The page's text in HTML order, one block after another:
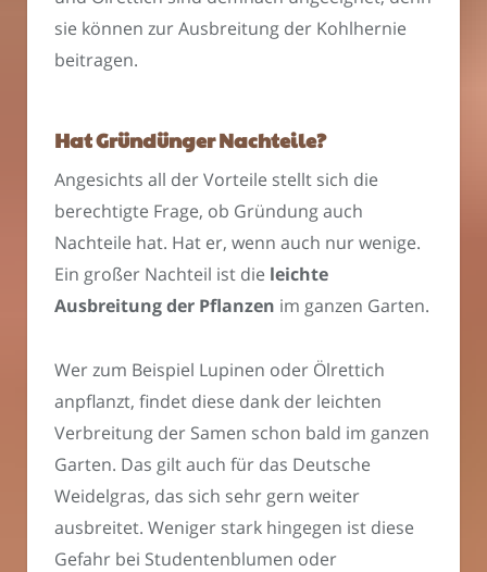
sie können zur Ausbreitung der Kohlhernie
beitragen.
Hat Gründünger Nachteile?
Angesichts all der Vorteile stellt sich die
berechtigte Frage, ob Gründung auch
Nachteile hat. Hat er, wenn auch nur wenige.
Ein großer Nachteil ist die leichte
Ausbreitung der Pflanzen im ganzen Garten.
Wer zum Beispiel Lupinen oder Ölrettich
anpflanzt, findet diese dank der leichten
Verbreitung der Samen schon bald im ganzen
Garten. Das gilt auch für das Deutsche
Weidelgras, das sich sehr gern weiter
ausbreitet. Weniger stark hingegen ist diese
Gefahr bei Studentenblumen oder